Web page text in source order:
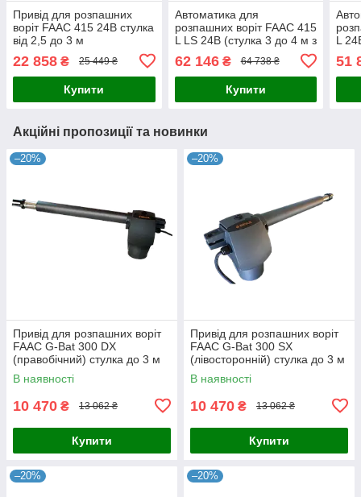
Привід для розпашних
воріт FAAC 415 24В стулка
від 2,5 до 3 м
22 858 ₴ 25 449 ₴
Купити
Автоматика для
розпашних воріт FAAC 415
L LS 24В (стулка 3 до 4 м з
62 146₴ 64 738 ₴
Купити
L
51
Акційні пропозиції та новинки
–20%
Привід для розпашних воріт
FAAC G-Bat 300 DX
(правобічний) стулка до 3 м
В наявності
10 470 ₴ 13 062 ₴
Купити
–20%
Привід для розпашних воріт
FAAC G-Bat 300 SX
(лівосторонній) стулка до 3 м
В наявності
10 470 ₴ 13 062 ₴
Купити
–20% –20%